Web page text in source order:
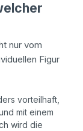
nur vom
Figur
vorteilhaft,
mit einem
wird die